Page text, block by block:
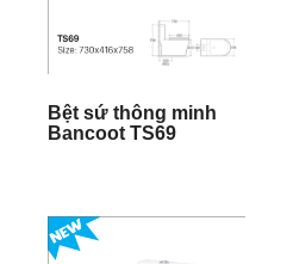
Bệt sứ thông minh
Bancoot TS69